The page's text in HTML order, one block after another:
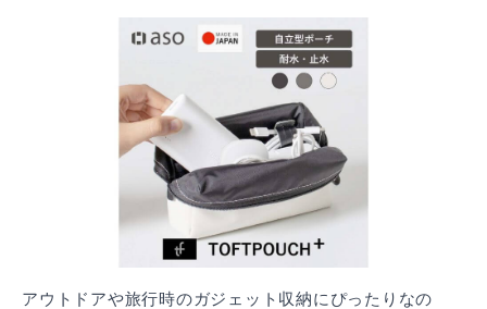
アウトドアや旅行時のガジェット収納にぴったりなの